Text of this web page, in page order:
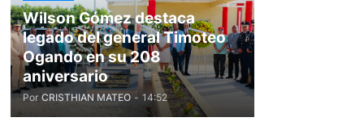
Wilson Gómez destaca
legado del general Timoteo
Ogando en su 208
aniversario
Por CRISTHIAN MATEO - 14:52